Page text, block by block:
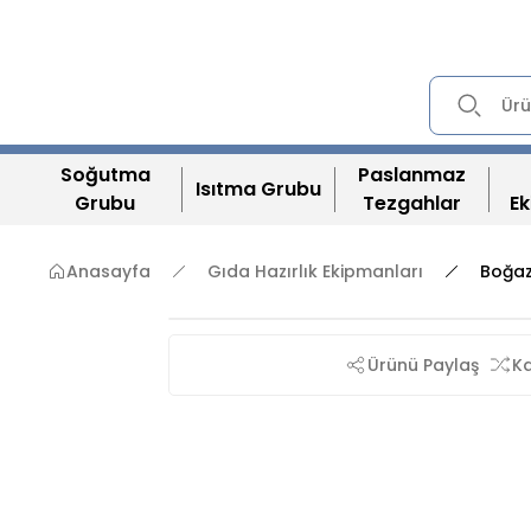
Soğutma
Grubu
Isıtma Grubu
Paslanmaz
Tezgahlar
Anasayfa Gıda Hazırlık Ekipmanları
Ürünü Paylaş